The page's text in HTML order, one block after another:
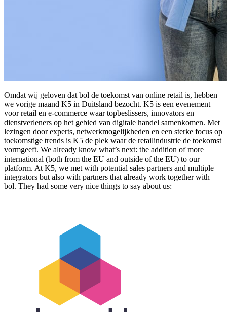
Omdat wij geloven dat bol de toekomst van online retail is, hebben
we vorige maand K5 in Duitsland bezocht. K5 is een evenement
voor retail en e-commerce waar topbeslissers, innovators en
dienstverleners op het gebied van digitale handel samenkomen. Met
lezingen door experts, netwerkmogelijkheden en een sterke focus op
toekomstige trends is K5 de plek waar de retailindustrie de toekomst
vormgeeft. We already know what’s next: the addition of more
international (both from the EU and outside of the EU) to our
platform. At K5, we met with potential sales partners and multiple
integrators but also with partners that already work together with
bol. They had some very nice things to say about us: